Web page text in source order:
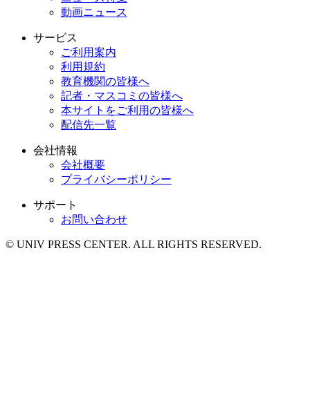
動画ニュース
サービス
ご利用案内
利用規約
教育機関の皆様へ
記者・マスコミの皆様へ
本サイトをご利用の皆様へ
配信先一覧
会社情報
会社概要
プライバシーポリシー
サポート
お問い合わせ
© UNIV PRESS CENTER. ALL RIGHTS RESERVED.